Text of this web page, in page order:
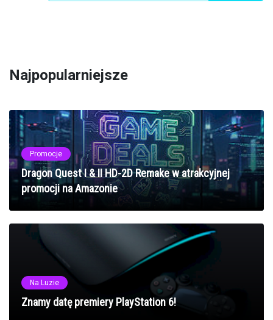
Najpopularniejsze
Promocje
Dragon Quest I & II HD-2D Remake w atrakcyjnej
promocji na Amazonie
Na Luzie
Znamy datę premiery PlayStation 6!